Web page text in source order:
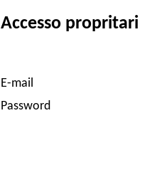
Accesso propritari
E-mail
Password